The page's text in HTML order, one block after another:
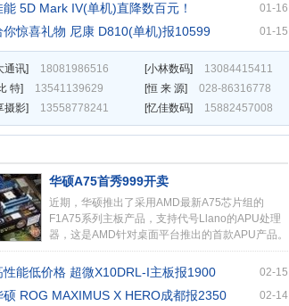
能 5D Mark IV(单机)直降数百元！ 01-16
你惊喜礼物 尼康 D810(单机)报10599 01-15
通讯] 18081986516 [小林数码]
13084415411
特] 13541139629 [恒 来 源]
028-86316778
摄影] 13558778241 [忆佳数码] 15882457008
华硕A75首秀999开卖
近期，华硕推出了采用AMD最新A75芯片组的
F1A75系列主板产品，支持代号Llano的APU处理
器，这是AMD针对桌面平台推出的首款APU产品。
……[详情]
性能低价格 超微X10DRL-I主板报1900 02-15
硕 ROG MAXIMUS X HERO成都报2350 02-14